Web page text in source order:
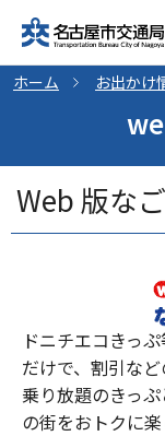
ホーム お出かけ
Web 版な
ドニチエコきっ
だけで、割引など
乗り放題のきっ
の街をおトクに楽